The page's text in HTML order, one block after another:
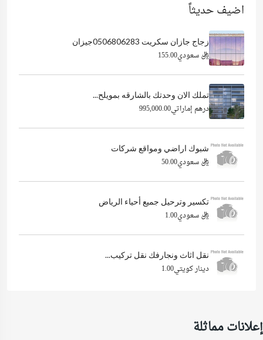
اضيف حديثاً
زجاج جازان سكريت 0506806283جيزان
ريال سعودي155.00
تملك الان وحدتك بالشارقه بمويلح...
درهم إماراتي995,000.00
شبوك اراضي ومواقع شركات
ريال سعودي50.00
تكسير وترحيل جميع أحياء الرياض
ريال سعودي1.00
نقل اثاث ونجارفك نقل تركيب...
دينار كويتي1.00
إعلانات مماثلة